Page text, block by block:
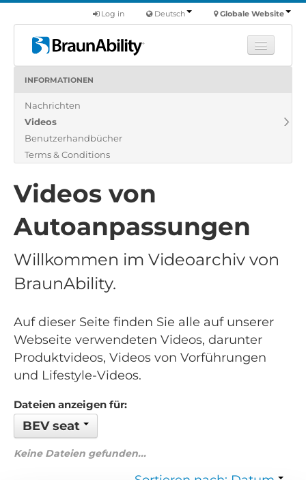
Globale Website
Deutsch
Log in
Produkte
Über uns
Finde einen Händler
INFORMATIONEN
Nachrichten
Videos
Benutzerhandbücher
Terms & Conditions
Videos von
Autoanpassungen
Willkommen im Videoarchiv von
BraunAbility.
Auf dieser Seite finden Sie alle auf unserer
Webseite verwendeten Videos, darunter
Produktvideos, Videos von Vorführungen
und Lifestyle-Videos.
Dateien anzeigen für:
BEV seat
Keine Dateien gefunden...